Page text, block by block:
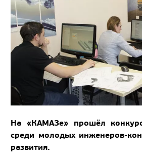
На «КАМАЗе» прошёл
среди молодых инженеров-
развития.